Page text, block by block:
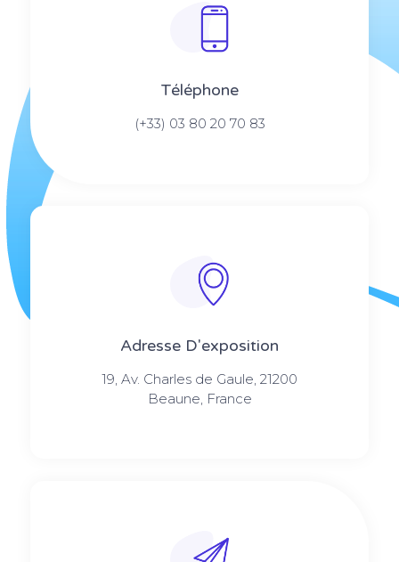
Téléphone
(+33) 03 80 20 70 83
Adresse D'exposition
19, Av. Charles de Gaule, 21200
Beaune, France